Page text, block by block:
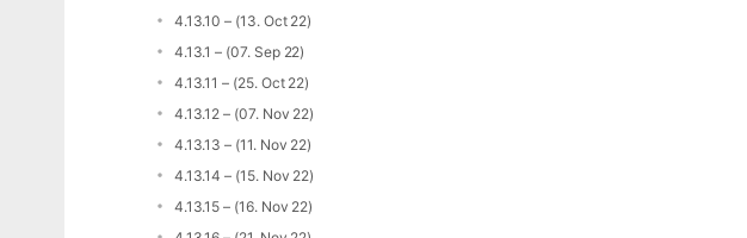
4.13.10 – (13. Oct 22)
4.13.1 – (07. Sep 22)
4.13.11 – (25. Oct 22)
4.13.12 – (07. Nov 22)
4.13.13 – (11. Nov 22)
4.13.14 – (15. Nov 22)
4.13.15 – (16. Nov 22)